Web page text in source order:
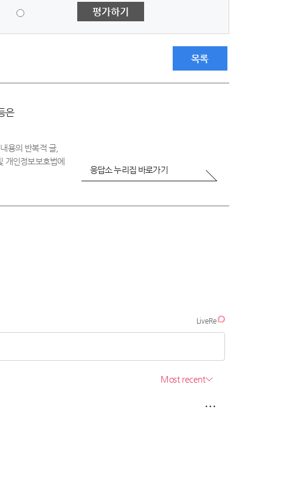
평가하기
목록
은
용의 반복적 글,
개인정보보호법에
응답소 누리집 바로가기